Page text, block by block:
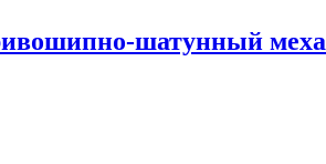
шатунный